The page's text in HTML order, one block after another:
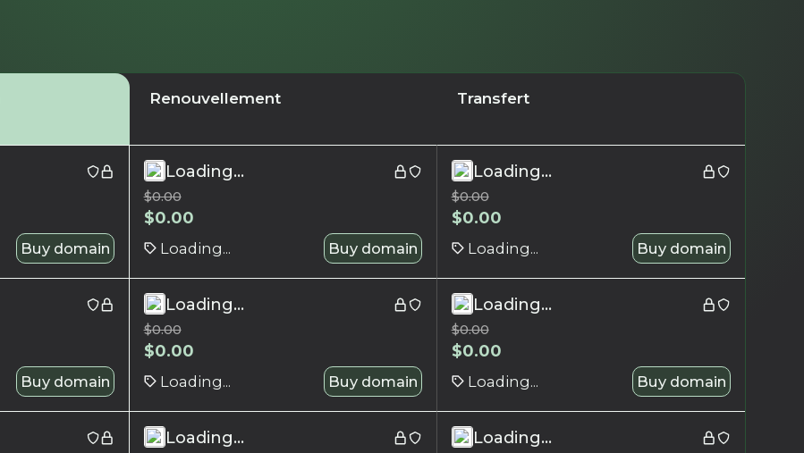
Renouvellement Transfert
Buy domain
Loading...
$0.00
$0.00
Loading... Buy domain
Loading...
$0.00
$0.00
Loading... Buy domain
Buy domain
Loading...
$0.00
$0.00
Loading... Buy domain
Loading...
$0.00
$0.00
Loading... Buy domain
Loading... Loading...